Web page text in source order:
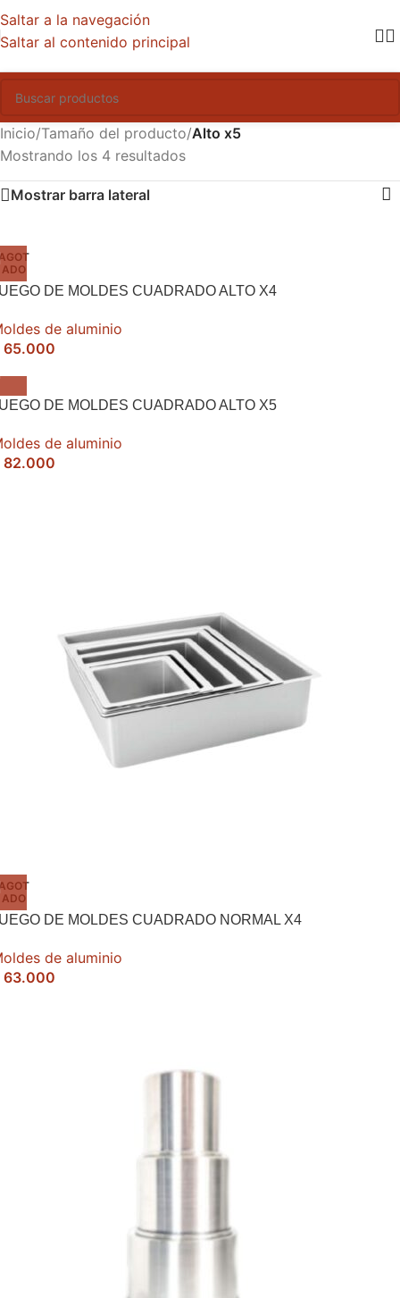
Saltar a la navegación
Saltar al contenido principal
Inicio/Tamaño del producto/Alto x5
Mostrando los 4 resultados
Mostrar barra lateral
ADO
DE MOLDES CUADRADO ALTO X4
de aluminio
65.000
DE MOLDES CUADRADO ALTO X5
de aluminio
82.000
ADO
DE MOLDES CUADRADO NORMAL X4
de aluminio
63.000